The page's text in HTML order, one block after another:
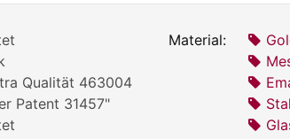
Qualität 463004
Patent 31457"
Material: